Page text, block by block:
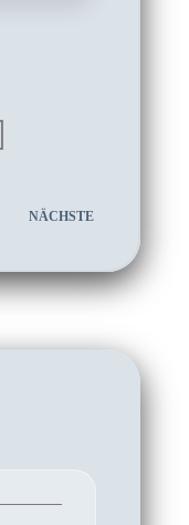
NÄCHSTE